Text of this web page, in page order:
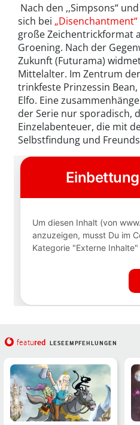
Nach den ,,Simpsons“
sich bei „Disenchantment“
große Zeichentrickformat
Groening. Nach der
Zukunft (Futurama)
Mittelalter. Im Zentrum
trinkfeste Prinzessin
Elfo. Eine
der Serie nur sporadisch,
Einzelabenteuer, die mit
Selbstfindung und
featured LESEEMPFEHLUNGEN